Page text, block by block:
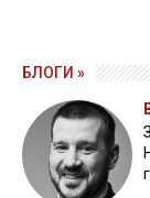
БЛОГИ »